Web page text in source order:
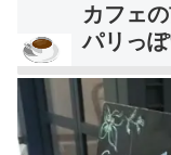
カフェ
パリっ